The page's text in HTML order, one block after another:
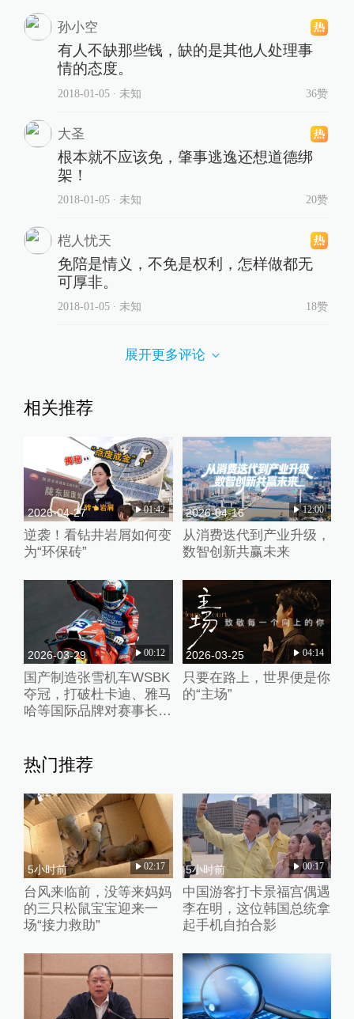
孙小空
有人不缺那些钱，缺的是其他人处理事
情的态度。
2018-01-05∙ 未知 36赞
大圣
根本就不应该免，肇事逃逸还想道德绑
架！
2018-01-05∙ 未知 20赞
桤人忧天
免陪是情义，不免是权利，怎样做都无
可厚非。
2018-01-05∙ 未知 18赞
展开更多评论
相关推荐
2026-04-27 01:42
逆袭！看钻井岩屑如何变
为“环保砖”
2026-04-16 12:00
从消费迭代到产业升级，
数智创新共赢未来
2026-03-29 00:12
国产制造张雪机车WSBK
夺冠，打破杜卡迪、雅马
哈等国际品牌对赛事长期
2026-03-25 04:14
只要在路上，世界便是你
的“主场”
热门推荐
5小时前 02:17
台风来临前，没等来妈妈
的三只松鼠宝宝迎来一
场“接力救助”
5小时前 00:17
中国游客打卡景福宫偶遇
李在明，这位韩国总统拿
起手机自拍合影